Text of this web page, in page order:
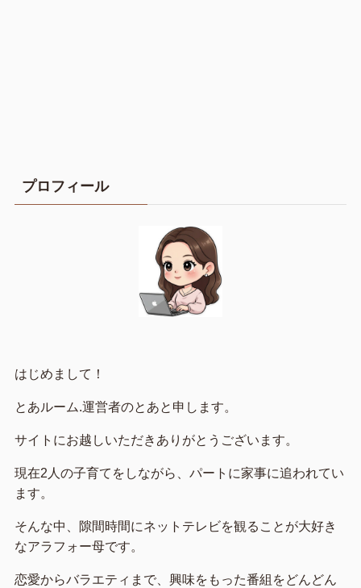
プロフィール
はじめまして！
とあルーム.運営者のとあと申します。
サイトにお越しいただきありがとうございます。
現在2人の子育てをしながら、パートに家事に追われてい
ます。
そんな中、隙間時間にネットテレビを観ることが大好き
なアラフォー母です。
恋愛からバラエティまで、興味をもった番組をどんどん